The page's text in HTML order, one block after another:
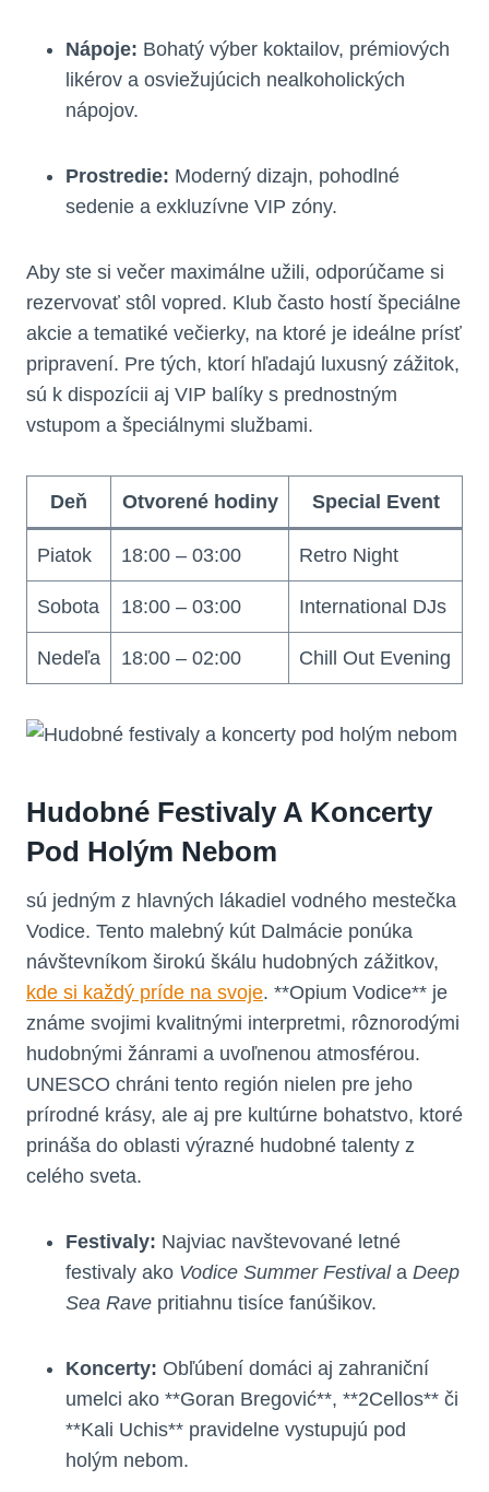
Nápoje: Bohatý výber koktailov, prémiových
likérov a osviežujúcich nealkoholických
nápojov.
Prostredie: Moderný dizajn, pohodlné
sedenie a exkluzívne VIP zóny.
Aby ste si večer maximálne užili, odporúčame si
rezervovať stôl vopred. Klub často hostí špeciálne
akcie a tematiké večierky, na ktoré je ideálne prísť
pripravení. Pre tých, ktorí hľadajú luxusný zážitok,
sú k dispozícii aj VIP balíky s prednostným
vstupom a špeciálnymi službami.
Deň Otvorené hodiny Special Event
Piatok 18:00 – 03:00 Retro Night
Sobota 18:00 – 03:00 International DJs
Nedeľa 18:00 – 02:00 Chill Out Evening
Hudobné Festivaly A Koncerty
Pod Holým Nebom
sú jedným z hlavných lákadiel vodného mestečka
Vodice. Tento malebný kút Dalmácie ponúka
návštevníkom širokú škálu hudobných zážitkov,
kde si každý príde na svoje. **Opium Vodice** je
známe svojimi kvalitnými interpretmi, rôznorodými
hudobnými žánrami a uvoľnenou atmosférou.
UNESCO chráni tento región nielen pre jeho
prírodné krásy, ale aj pre kultúrne bohatstvo, ktoré
prináša do oblasti výrazné hudobné talenty z
celého sveta.
Festivaly: Najviac navštevované letné
festivaly ako Vodice Summer Festivala Deep
Sea Rave pritiahnu tisíce fanúšikov.
Koncerty: Obľúbení domáci aj zahraniční
umelci ako **Goran Bregović**, **2Cellos** či
**Kali Uchis** pravidelne vystupujú pod
holým nebom.